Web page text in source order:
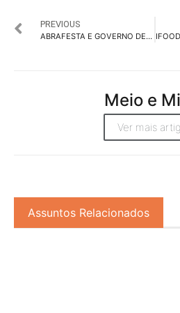
PREVIOUS
ABRAFESTA E GOVERNO DE SP FIRMAM PARCERIA PARA PROTEGER MULHERES EM EVENTOS
Meio e
Ver mais
Assuntos Relacionados